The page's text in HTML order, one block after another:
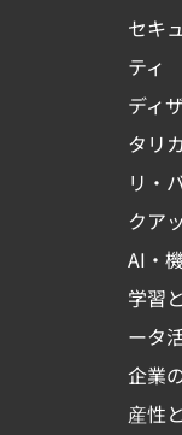
セキ
ティ
ディ
タリ
リ・
クア
AI・
学習
ータ
企業
産性